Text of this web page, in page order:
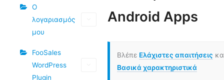
Ο
λογαριασμός
μου
FooSales
WordPress
Plugin
Android Apps
Βλέπε Ελάχιστες απαιτήσεις
Βασικά χαρακτηριστικά
Doc